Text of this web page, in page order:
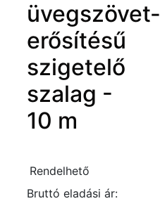
üvegszövet-
erősítésű
szigetelő
szalag -
10 m
Rendelhető
Bruttó eladási ár: